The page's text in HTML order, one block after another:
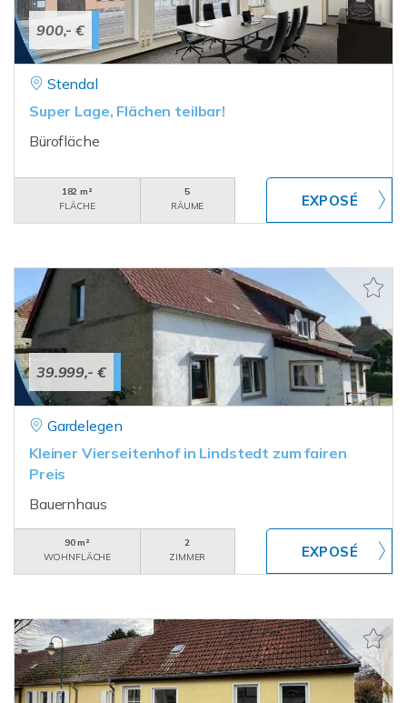
900,- €
Stendal
Super Lage, Flächen teilbar!
Bürofläche
182 m²
FLÄCHE
5
RÄUME
39.999,- €
Gardelegen
Kleiner Vierseitenhof in Lindstedt zum fairen
Preis
Bauernhaus
90 m²
WOHNFLÄCHE
2
ZIMMER